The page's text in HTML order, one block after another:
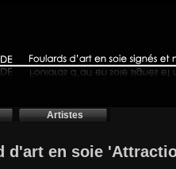
Artistes
d'art en soie